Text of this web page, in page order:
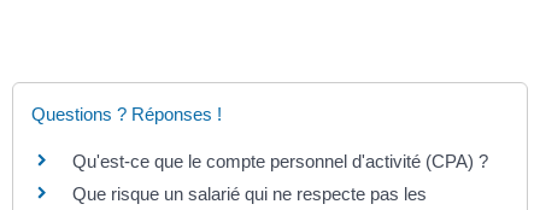
Questions ? Réponses !
Qu'est-ce que le compte personnel d'activité (CPA) ?
Que risque un salarié qui ne respecte pas les